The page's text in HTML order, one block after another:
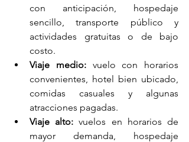
con anticipación, hospedaje
sencillo, transporte público y
actividades gratuitas o de bajo
costo.
Viaje medio: vuelo con horarios
convenientes, hotel bien ubicado,
comidas casuales y algunas
atracciones pagadas.
Viaje alto: vuelos en horarios de
mayor demanda, hospedaje